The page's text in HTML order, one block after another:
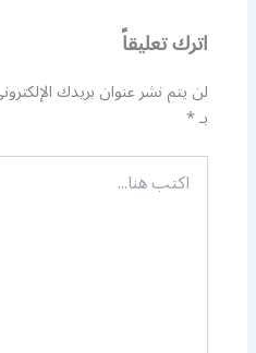
اترك تعليقاً
لن يتم نشر عنوان بريدك
بـ*
اكتب
هنا...